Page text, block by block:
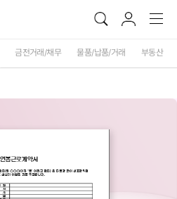
금전거래/채무 물품/납품/거래 부동산